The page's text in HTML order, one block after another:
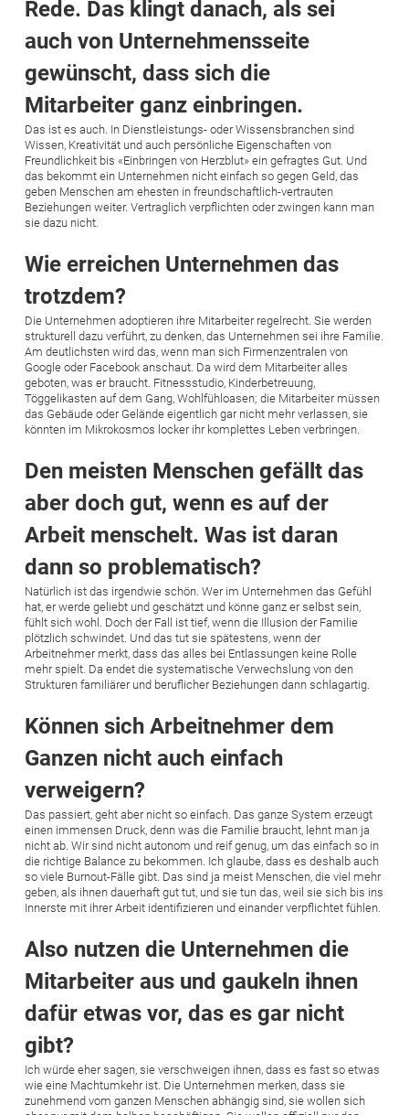
Rede. Das klingt danach, als sei
auch von Unternehmensseite
gewünscht, dass sich die
Mitarbeiter ganz einbringen.
Das ist es auch. In Dienstleistungs- oder Wissensbranchen sind
Wissen, Kreativität und auch persönliche Eigenschaften von
Freundlichkeit bis «Einbringen von Herzblut» ein gefragtes Gut. Und
das bekommt ein Unternehmen nicht einfach so gegen Geld, das
geben Menschen am ehesten in freundschaftlich-vertrauten
Beziehungen weiter. Vertraglich verpflichten oder zwingen kann man
sie dazu nicht.
Wie erreichen Unternehmen das
trotzdem?
Die Unternehmen adoptieren ihre Mitarbeiter regelrecht. Sie werden
strukturell dazu verführt, zu denken, das Unternehmen sei ihre Familie.
Am deutlichsten wird das, wenn man sich Firmenzentralen von
Google oder Facebook anschaut. Da wird dem Mitarbeiter alles
geboten, was er braucht. Fitnessstudio, Kinderbetreuung,
Töggelikasten auf dem Gang, Wohlfühloasen; die Mitarbeiter müssen
das Gebäude oder Gelände eigentlich gar nicht mehr verlassen, sie
könnten im Mikrokosmos locker ihr komplettes Leben verbringen.
Den meisten Menschen gefällt das
aber doch gut, wenn es auf der
Arbeit menschelt. Was ist daran
dann so problematisch?
Natürlich ist das irgendwie schön. Wer im Unternehmen das Gefühl
hat, er werde geliebt und geschätzt und könne ganz er selbst sein,
fühlt sich wohl. Doch der Fall ist tief, wenn die Illusion der Familie
plötzlich schwindet. Und das tut sie spätestens, wenn der
Arbeitnehmer merkt, dass das alles bei Entlassungen keine Rolle
mehr spielt. Da endet die systematische Verwechslung von den
Strukturen familiärer und beruflicher Beziehungen dann schlagartig.
Können sich Arbeitnehmer dem
Ganzen nicht auch einfach
verweigern?
Das passiert, geht aber nicht so einfach. Das ganze System erzeugt
einen immensen Druck, denn was die Familie braucht, lehnt man ja
nicht ab. Wir sind nicht autonom und reif genug, um das einfach so in
die richtige Balance zu bekommen. Ich glaube, dass es deshalb auch
so viele Burnout-Fälle gibt. Das sind ja meist Menschen, die viel mehr
geben, als ihnen dauerhaft gut tut, und sie tun das, weil sie sich bis ins
Innerste mit ihrer Arbeit identifizieren und einander verpflichtet fühlen.
Also nutzen die Unternehmen die
Mitarbeiter aus und gaukeln ihnen
dafür etwas vor, das es gar nicht
gibt?
Ich würde eher sagen, sie verschweigen ihnen, dass es fast so etwas
wie eine Machtumkehr ist. Die Unternehmen merken, dass sie
zunehmend vom ganzen Menschen abhängig sind, sie wollen sich